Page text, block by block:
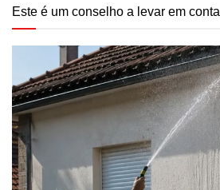
Este é um conselho a levar em conta